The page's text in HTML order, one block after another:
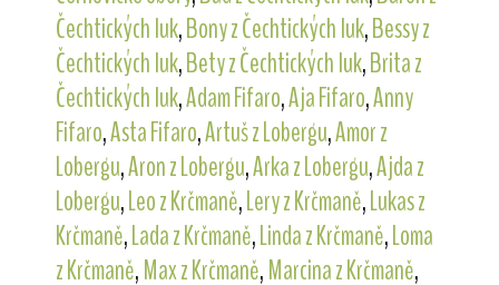
Čechtických luk,Bony z Čechtických luk,Bessy z
Čechtických luk,Bety z Čechtických luk,Brita z
Čechtických luk,Adam Fifaro,Aja Fifaro,Anny
Fifaro,Asta Fifaro,Artuš z Lobergu,Amor z
Lobergu,Aron z Lobergu,Arka z Lobergu,Ajda z
Lobergu,Leo z Krčmaně,Lery z Krčmaně,Lukas z
Krčmaně,Lada z Krčmaně,Linda z Krčmaně,Loma
z Krčmaně,Max z Krčmaně,Marcina z Krčmaně,